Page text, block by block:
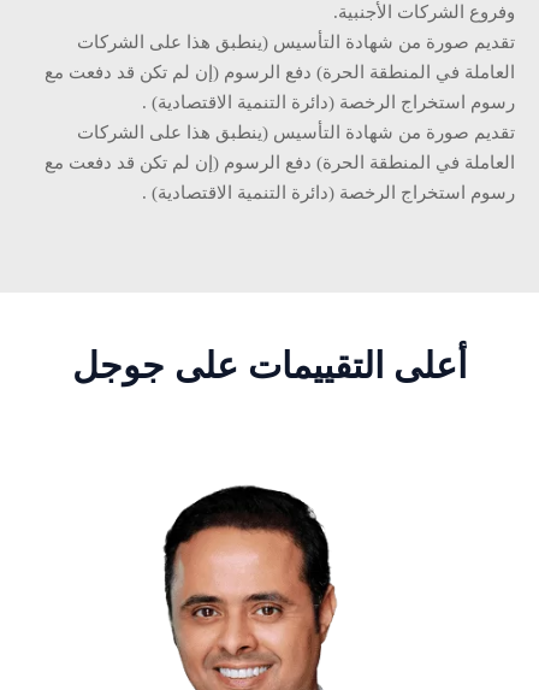
وفروع الشركات الأجنبية.
تقديم صورة من شهادة التأسيس (ينطبق هذا على الشركات
العاملة في المنطقة الحرة) دفع الرسوم (إن لم تكن قد دفعت مع
رسوم استخراج الرخصة (دائرة التنمية الاقتصادية) .
تقديم صورة من شهادة التأسيس (ينطبق هذا على الشركات
العاملة في المنطقة الحرة) دفع الرسوم (إن لم تكن قد دفعت مع
رسوم استخراج الرخصة (دائرة التنمية الاقتصادية) .
أعلى التقييمات على جوجل